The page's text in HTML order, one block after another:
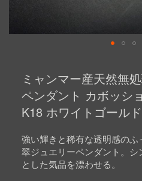
beginning
ミャンマー産天然無
ペンダント カボッシ
K18 ホワイトゴール
強い輝きと稀有な透明感の
翠ジュエリーペンダント。
とした気品を漂わせる。